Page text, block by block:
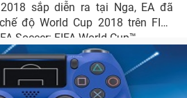
sắp diễn ra tại Nga, EA đã
độ World Cup 2018 trên FIFA
Soccer: FIFA World Cup™.